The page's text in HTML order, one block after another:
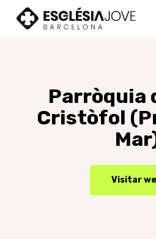
Parròquia
Cristòfol
Visitar